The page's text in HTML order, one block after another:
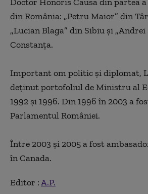
din România: „Petru Maior” din
„Lucian Blaga” din Sibiu şi „Andrei
Constanţa.
Important om politic şi diplomat,
deţinut portofoliul de Ministru al
1992 şi 1996. Din 1996 în 2003 a
Parlamentul României.
Între 2003 şi 2005 a fost
în Canada.
Editor :A.P.